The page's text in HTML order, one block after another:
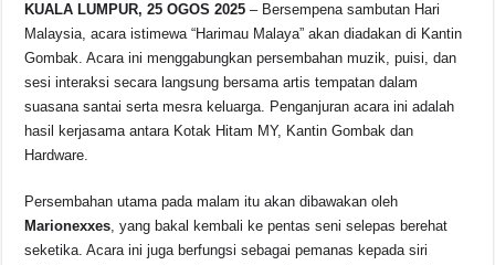
c
e
b
o
o
k
at
s
A
p
e
a
d
s
p
y
Li
n
ar
e
KUALA LUMPUR, 25 OGOS 2025 – Bersempena sambutan Hari
Malaysia, acara istimewa “Harimau Malaya” akan diadakan di Kantin
Gombak. Acara ini menggabungkan persembahan muzik, puisi, dan
sesi interaksi secara langsung bersama artis tempatan dalam
suasana santai serta mesra keluarga. Penganjuran acara ini adalah
hasil kerjasama antara Kotak Hitam MY, Kantin Gombak dan
Hardware.
Persembahan utama pada malam itu akan dibawakan oleh
Marionexxes, yang bakal kembali ke pentas seni selepas berehat
seketika. Acara ini juga berfungsi sebagai pemanas kepada siri